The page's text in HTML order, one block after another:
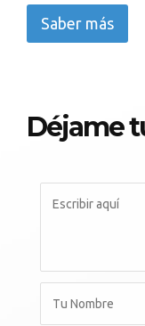
Saber más
Déjame